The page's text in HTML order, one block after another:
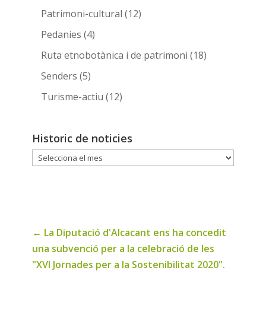
Patrimoni-cultural (12)
Pedanies (4)
Ruta etnobotànica i de patrimoni (18)
Senders (5)
Turisme-actiu (12)
Historic de noticies
Historic
← La Diputació d'Alcacant ens ha concedit
una subvenció per a la celebració de les
"XVI Jornades per a la Sostenibilitat 2020".